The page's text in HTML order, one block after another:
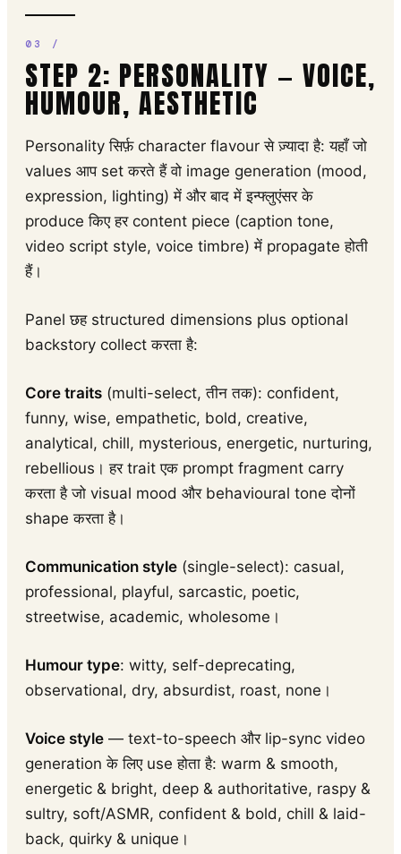
STEP 2: PERSONALITY — VOICE,
HUMOUR, AESTHETIC
Personality सिर्फ़ character flavour से ज़्यादा है: यहाँ जो
values आप set करते हैं वो image generation (mood,
expression, lighting) में और बाद में इन्फ्लुएंसर के
produce किए हर content piece (caption tone,
video script style, voice timbre) में propagate होती
हैं।
Panel छह structured dimensions plus optional
backstory collect करता है:
Core traits (multi-select, तीन तक): confident,
funny, wise, empathetic, bold, creative,
analytical, chill, mysterious, energetic, nurturing,
rebellious। हर trait एक prompt fragment carry
करता है जो visual mood और behavioural tone दोनों
shape करता है।
Communication style (single-select): casual,
professional, playful, sarcastic, poetic,
streetwise, academic, wholesome।
Humour type: witty, self-deprecating,
observational, dry, absurdist, roast, none।
Voice style — text-to-speech और lip-sync video
generation के लिए use होता है: warm & smooth,
energetic & bright, deep & authoritative, raspy &
sultry, soft/ASMR, confident & bold, chill & laid-
back, quirky & unique।